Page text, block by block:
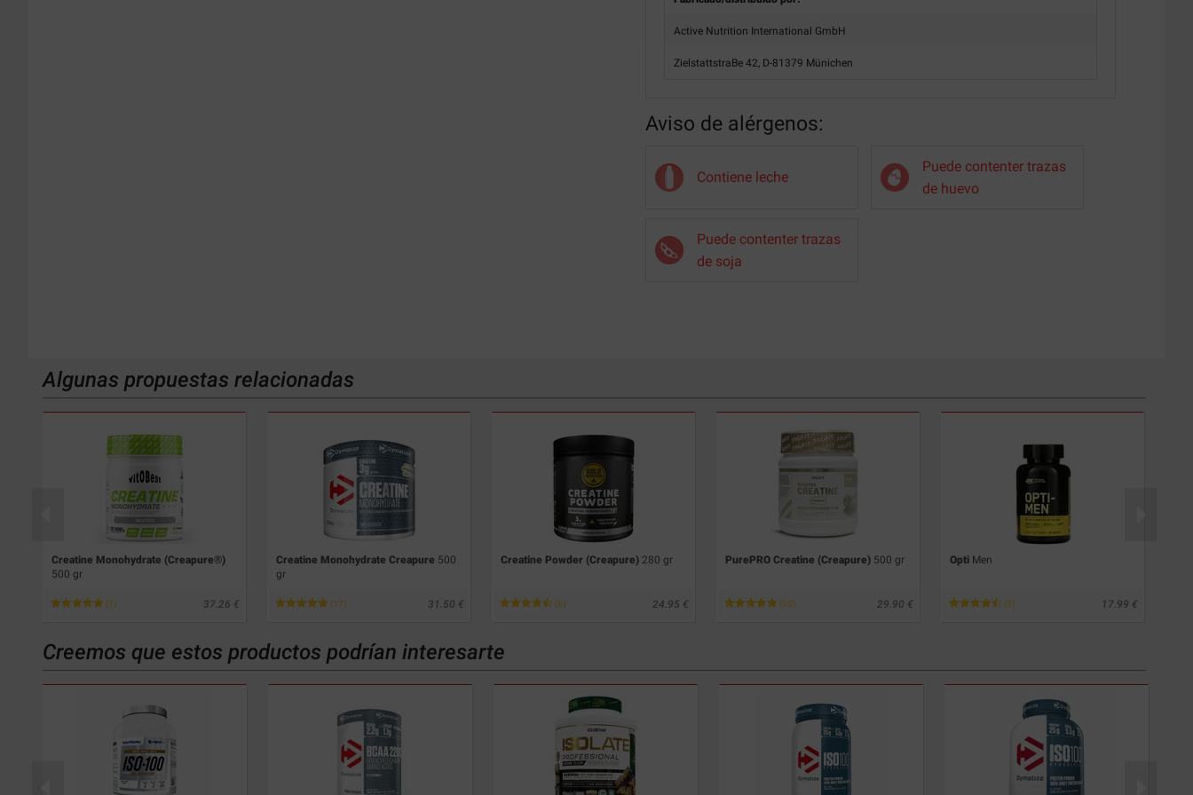
Active Nutrition International GmbH
ZielstattstraBe 42, D-81379 Münichen
Aviso de alérgenos:
Contiene leche
Puede contenter trazas
de huevo
Puede contenter trazas
de soja
Algunas propuestas relacionadas
Creatine Monohydrate (Creapure®)
500 gr
(1) 37.26
Creatine Monohydrate Creapure 500
gr
(17) 31.50
Creatine Powder (Creapure) 280 gr
(6) 24.95
PurePRO Creatine (Creapure) 500 gr
(90) 29.90
Opti Men
(3) 17.99
Creemos que estos productos podrían interesarte